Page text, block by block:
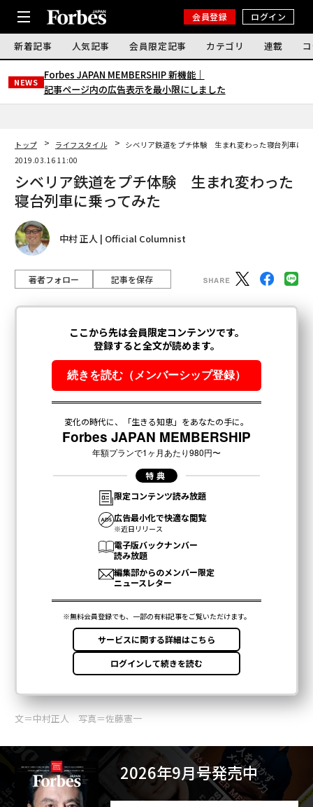
会員登録 ログイン
新着記事 人気記事 会員限定記事 カテゴリ 連載
NEWS
Forbes JAPAN MEMBERSHIP 新機能｜
記事ページ内の広告表示を最小限にしました
トップ ライフスタイル
シベリア鉄道をプチ体験 生まれ変わった寝台列車に乗
2019.03.16 11:00
シベリア鉄道をプチ体験 生まれ変わった
寝台列車に乗ってみた
中村 正人 | Official Columnist
著者フォロー 記事を保存
文＝中村正人 写真＝佐藤憲一
2026年9月号発売中